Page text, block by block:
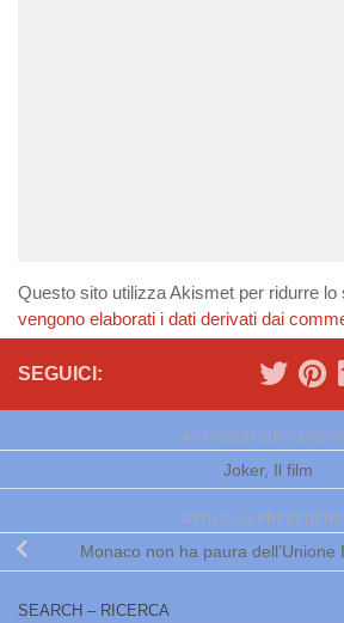
Questo sito utilizza Akismet per ridurre lo
vengono elaborati i dati derivati dai
SEGUICI:
ARTICOLO
Joker, Il film
ARTICOLO
Monaco non ha paura
SEARCH – RICERCA